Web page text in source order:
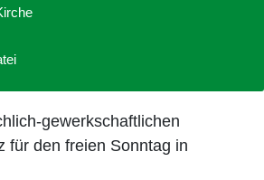
gewerkschaftlichen
für den freien Sonntag in